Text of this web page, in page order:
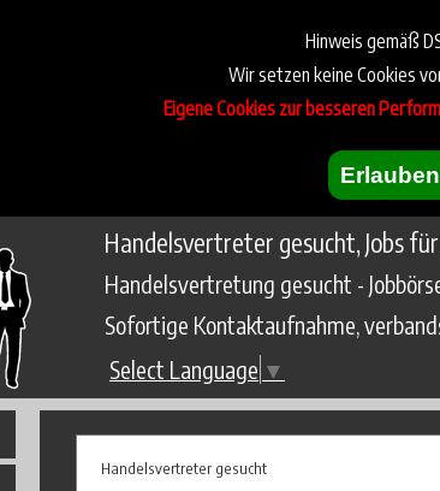
Hinweis gemäß
Wir setzen keine Cookies
Eigene Cookies zur besseren
Handelsvertreter gesucht, Jobs
Handelsvertretung gesucht -
Sofortige Kontaktaufnahme,
Select Language ▼
Handelsvertreter gesucht